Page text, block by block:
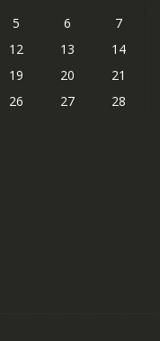
5 6 7
12 13 14
19 20 21
26 27 28